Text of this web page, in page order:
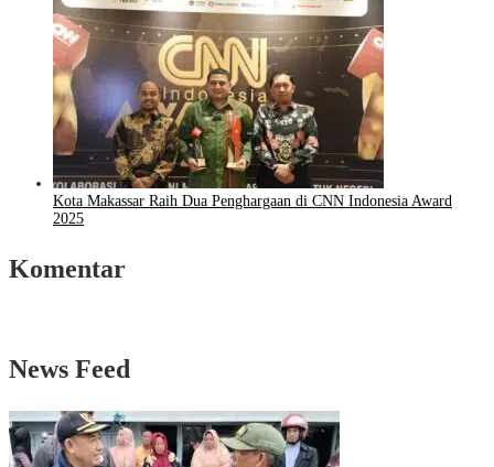
Kota Makassar Raih Dua Penghargaan di CNN Indonesia Award
2025
Komentar
News Feed